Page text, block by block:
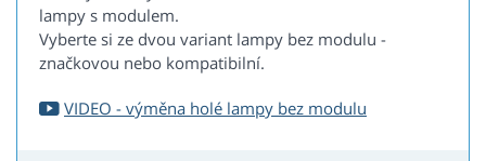
lampy s modulem.
Vyberte si ze dvou variant lampy bez modulu -
značkovou nebo kompatibilní.
VIDEO - výměna holé lampy bez modulu